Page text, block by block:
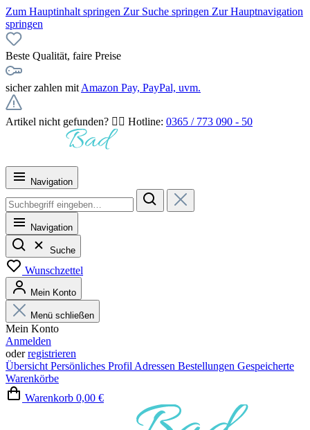
Zum Hauptinhalt springen Zur Suche springen Zur Hauptnavigation
springen
Beste Qualität, faire Preise
sicher zahlen mit Amazon Pay, PayPal, uvm.
Artikel nicht gefunden? 👉🏻 Hotline: 0365 / 773 090 - 50
Navigation
Navigation
Suche
Wunschzettel
Mein Konto
Menü schließen
Mein Konto
Anmelden
oderregistrieren
Übersicht Persönliches Profil Adressen Bestellungen Gespeicherte
Warenkörbe
Warenkorb 0,00 €